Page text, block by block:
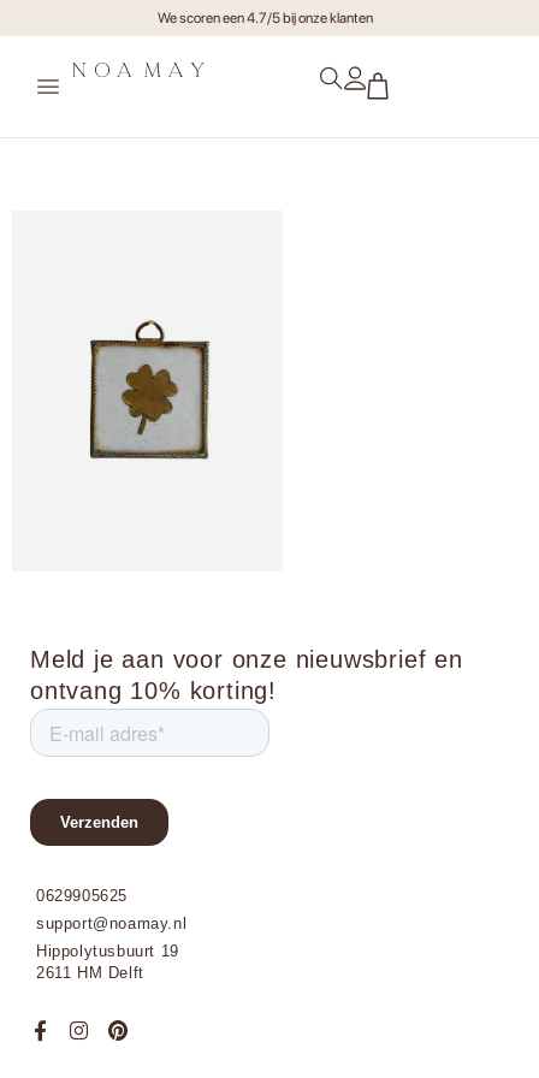
We scoren een 4.7/5 bij onze klanten
Meld je aan voor onze nieuwsbrief en
ontvang 10% korting!
0629905625
support@noamay.nl
Hippolytusbuurt 19
2611 HM Delft